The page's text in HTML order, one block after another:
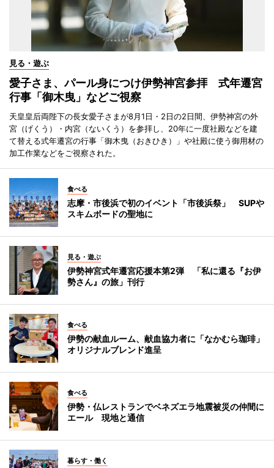
見る・遊ぶ
愛子さま、パール身につけ伊勢神宮参拝 式年遷宮
行事「御木曳」などご視察
天皇皇后両陛下の長女愛子さまが8月1日・2日の2日間、伊勢神宮の外
宮（げくう）・内宮（ないくう）を参拝し、20年に一度社殿などを建
て替える式年遷宮の行事「御木曳（おきひき）」や社殿に使う御用材の
加工作業などをご視察された。
食べる
志摩・市後浜で初のイベント「市後浜祭」 SUPや
スキムボードの聖地に
見る・遊ぶ
伊勢神宮式年遷宮応援本第2弾 「私に還る『お伊
勢さん』の旅」刊行
食べる
伊勢の献血ルーム、献血協力者に「なかむら珈琲」
オリジナルブレンド進呈
食べる
伊勢・仏レストランでベネズエラ地震被災の仲間に
エール 現地と通信
暮らす・働く